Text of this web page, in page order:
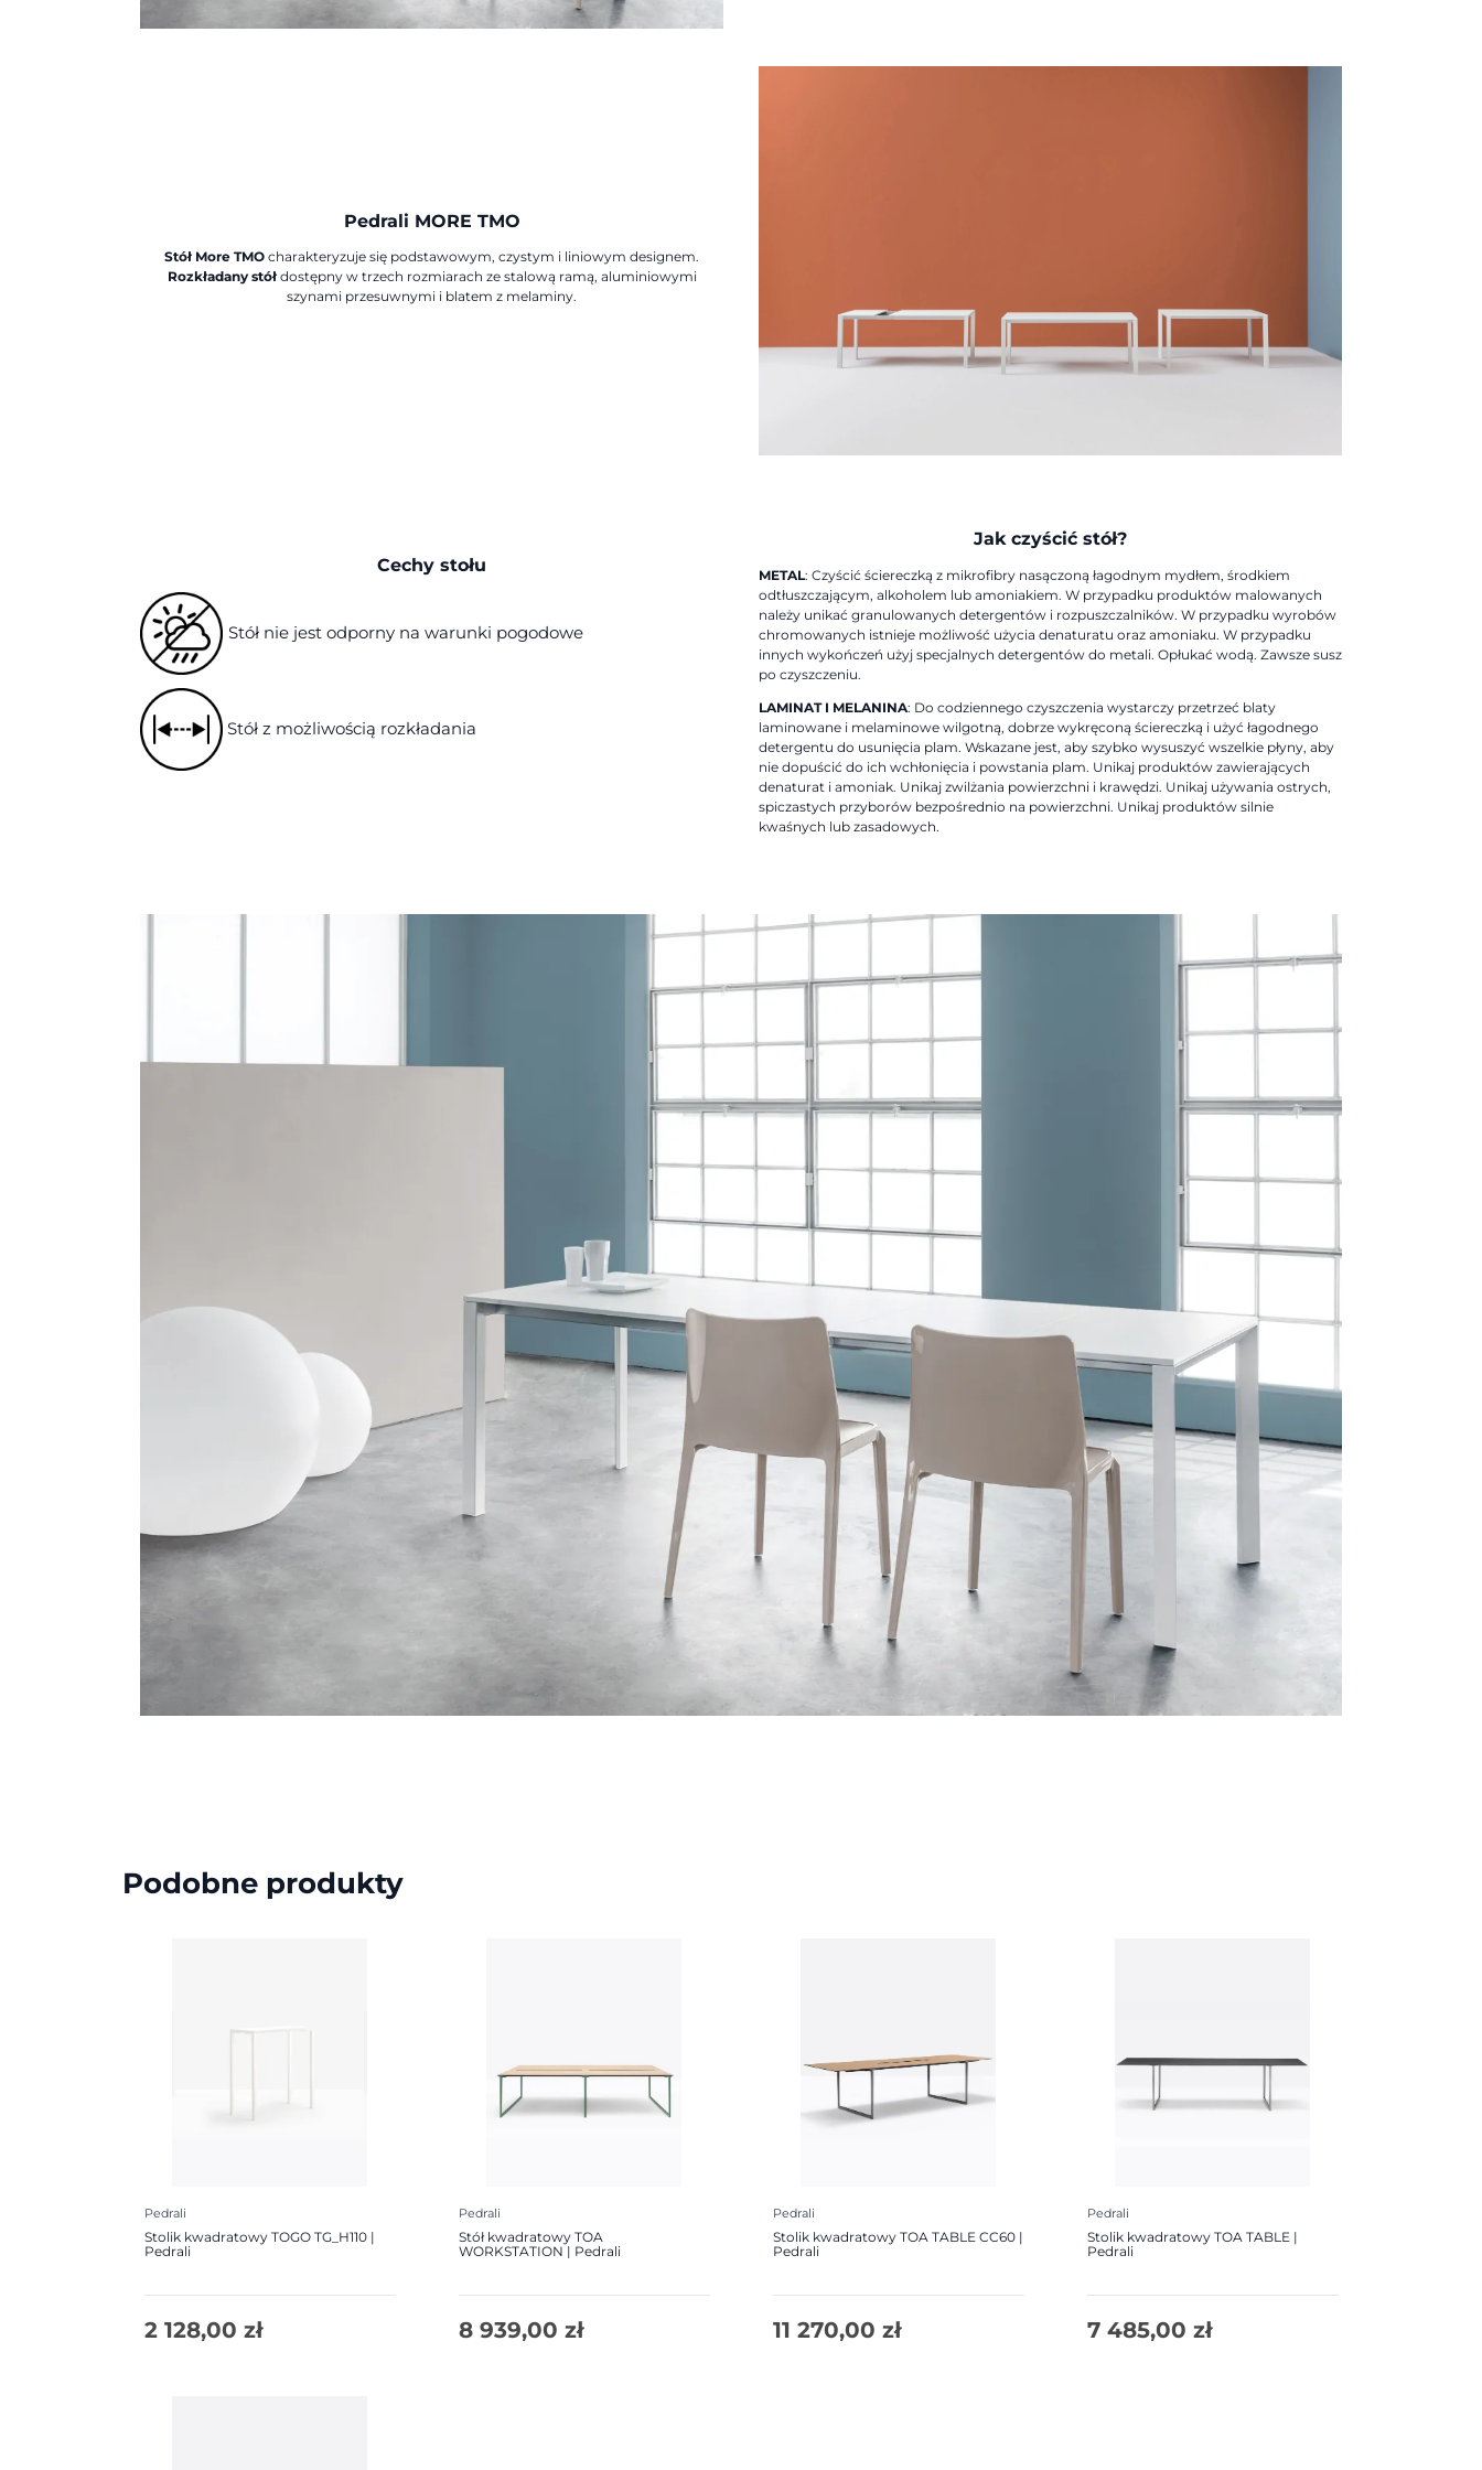
Pedrali MORE TMO
Stół More TMO charakteryzuje się podstawowym, czystym i liniowym designem.
Rozkładany stółdostępny w trzech rozmiarach ze stalową ramą, aluminiowymi
szynami przesuwnymi i blatem z melaminy.
Cechy stołu
Stół nie jest odporny na warunki pogodowe
Stół z możliwością rozkładania
Jak czyścić stół?
METAL: Czyścić ściereczką z mikrofibry nasączoną łagodnym mydłem, środkiem
odtłuszczającym, alkoholem lub amoniakiem. W przypadku produktów malowanych
należy unikać granulowanych detergentów i rozpuszczalników. W przypadku wyrobów
chromowanych istnieje możliwość użycia denaturatu oraz amoniaku. W przypadku
innych wykończeń użyj specjalnych detergentów do metali. Opłukać wodą. Zawsze susz
po czyszczeniu.
LAMINAT I MELANINA: Do codziennego czyszczenia wystarczy przetrzeć blaty
laminowane i melaminowe wilgotną, dobrze wykręconą ściereczką i użyć łagodnego
detergentu do usunięcia plam. Wskazane jest, aby szybko wysuszyć wszelkie płyny, aby
nie dopuścić do ich wchłonięcia i powstania plam. Unikaj produktów zawierających
denaturat i amoniak. Unikaj zwilżania powierzchni i krawędzi. Unikaj używania ostrych,
spiczastych przyborów bezpośrednio na powierzchni. Unikaj produktów silnie
kwaśnych lub zasadowych.
Podobne produkty
Pedrali
Stolik kwadratowy TOGO TG_H110 |
Pedrali
2 128,00 zł
Pedrali
Stół kwadratowy TOA
WORKSTATION | Pedrali
8 939,00 zł
Pedrali
Stolik kwadratowy TOA TABLE CC60 |
Pedrali
11 270,00 zł
Pedrali
Stolik kwadratowy TOA TABLE |
Pedrali
7 485,00 zł